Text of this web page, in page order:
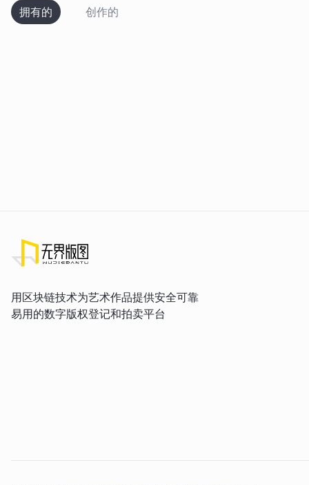
拥有的 创作的
用区块链技术为艺术作品提供安全可靠
易用的数字版权登记和拍卖平台